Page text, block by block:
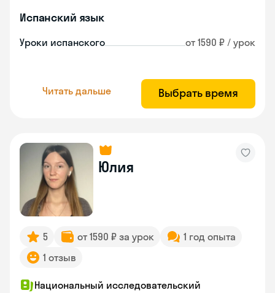
Испанский язык
Уроки испанского от 1590 ₽ / урок
Читать дальше Выбрать время
Юлия
5 от 1590 ₽ за урок
1 год опыта
1 отзыв
Национальный исследовательский